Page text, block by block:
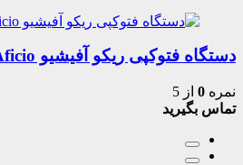
دستگاه فتوکپی ریکو آفیشیو mp7001 Richo Aficio
نمره 0 از 5
تماس بگیرید